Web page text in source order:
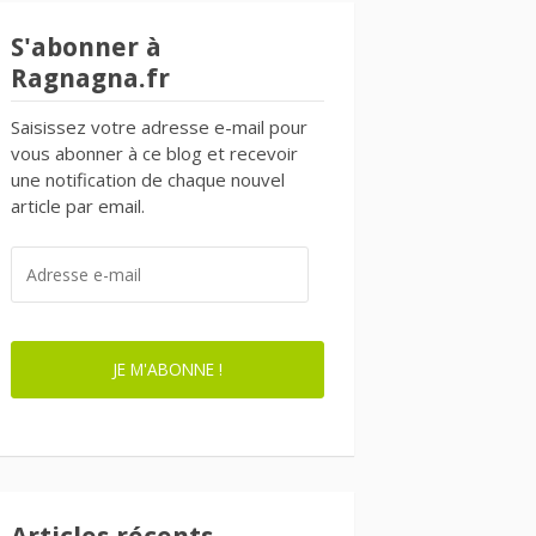
S'abonner à
Ragnagna.fr
Saisissez votre adresse e-mail pour
vous abonner à ce blog et recevoir
une notification de chaque nouvel
article par email.
MAIL
JE M'ABONNE !